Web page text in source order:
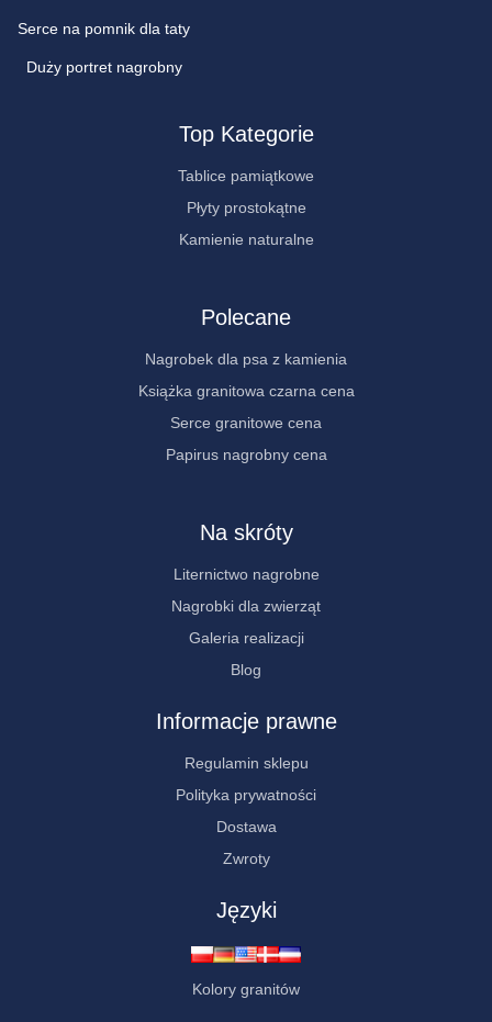
Serce na pomnik dla taty
Duży portret nagrobny
Top Kategorie
Tablice pamiątkowe
Płyty prostokątne
Kamienie naturalne
Polecane
Nagrobek dla psa z kamienia
Książka granitowa czarna cena
Serce granitowe cena
Papirus nagrobny cena
Na skróty
Liternictwo nagrobne
Nagrobki dla zwierząt
Galeria realizacji
Blog
Informacje prawne
Regulamin sklepu
Polityka prywatności
Dostawa
Zwroty
Języki
Kolory granitów